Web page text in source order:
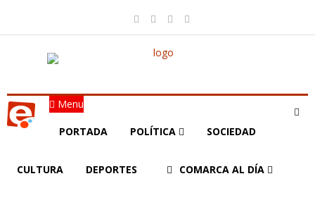
Menu
PORTADA POLÍTICA SOCIEDAD
CULTURA DEPORTES COMARCA AL DÍA